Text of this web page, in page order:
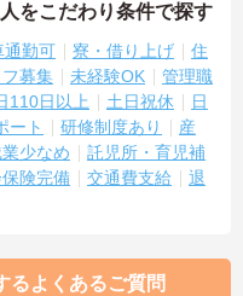
をこだわり条件で探す
通勤可 寮・借り上げ
住
募集 未経験OK
管理職
110日以上 土日祝休
日
ート 研修制度あり
産
少なめ
託児所・育児補
険完備 交通費支給
退
るよくあるご質問